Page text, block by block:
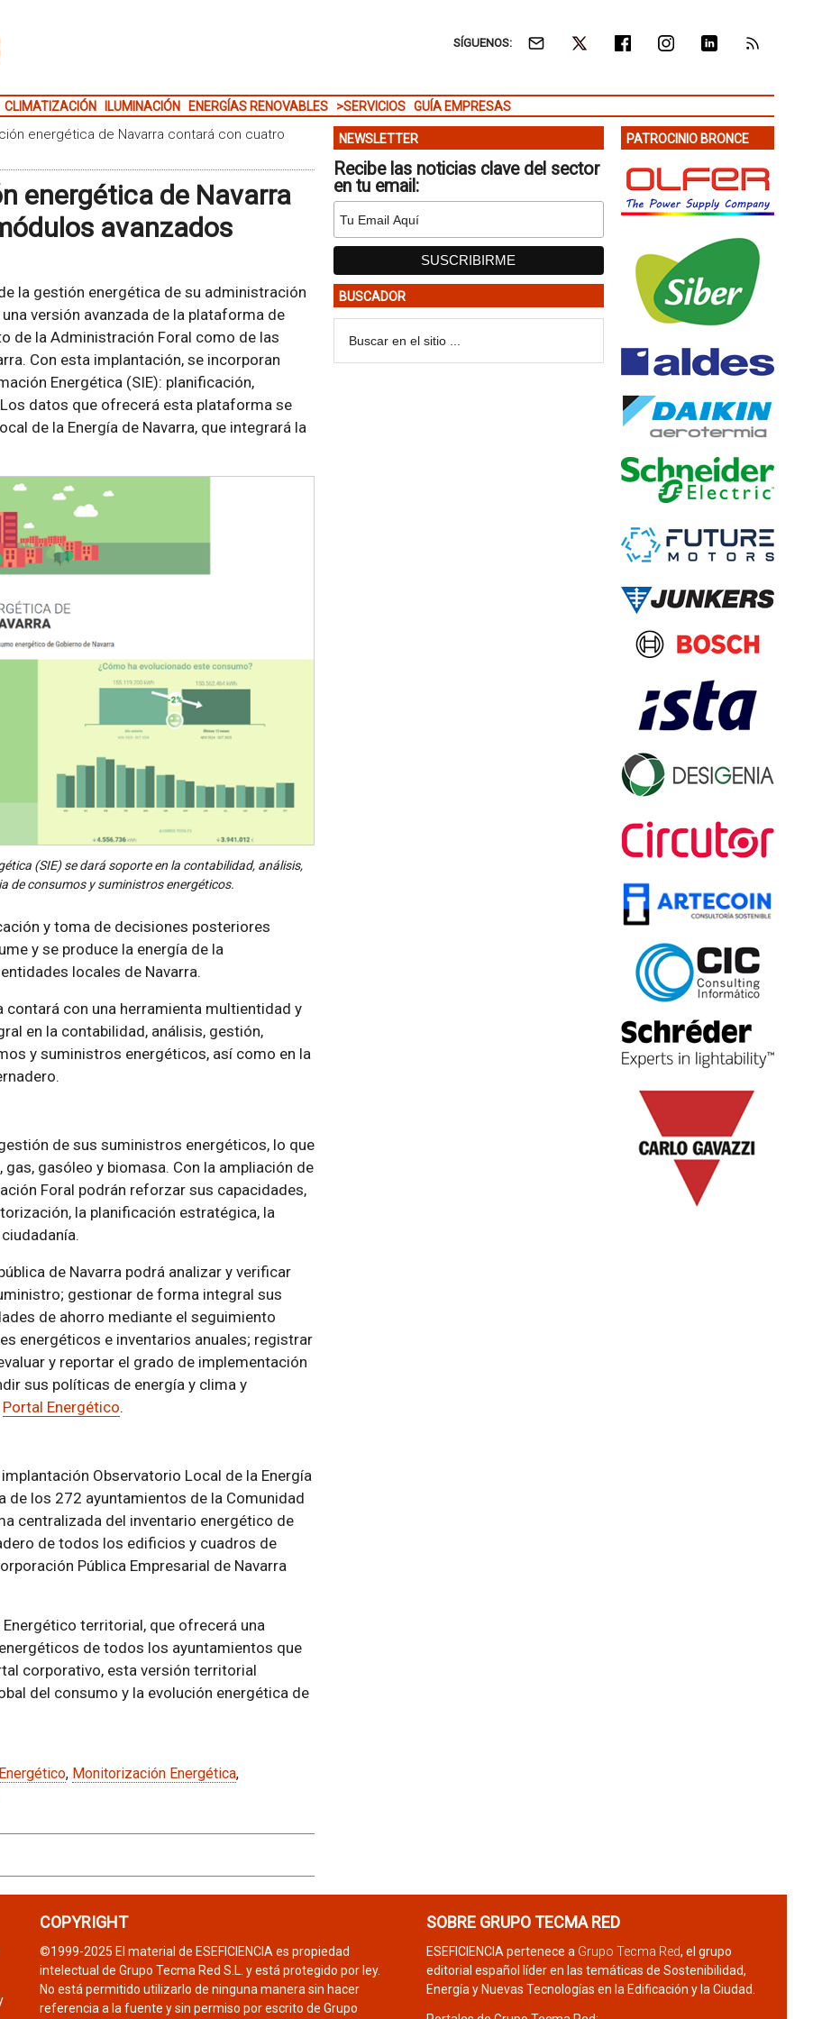
SÍGUENOS:
CLIMATIZACIÓN ILUMINACIÓN ENERGÍAS RENOVABLES >SERVICIOS GUÍA EMPRESAS
energética de Navarra contará con cuatro
energética de Navarra
avanzados
la gestión energética de su administración
versión avanzada de la plataforma de
de la Administración Foral como de las
Con esta implantación, se incorporan
Energética (SIE): planificación,
datos que ofrecerá esta plataforma se
de la Energía de Navarra, que integrará la
(SIE) se dará soporte en la contabilidad, análisis,
de consumos y suministros energéticos.
y toma de decisiones posteriores
y se produce la energía de la
locales de Navarra.
contará con una herramienta multientidad y
en la contabilidad, análisis, gestión,
y suministros energéticos, así como en la
de sus suministros energéticos, lo que
gasóleo y biomasa. Con la ampliación de
Foral podrán reforzar sus capacidades,
la planificación estratégica, la
de Navarra podrá analizar y verificar
gestionar de forma integral sus
de ahorro mediante el seguimiento
energéticos e inventarios anuales; registrar
y reportar el grado de implementación
sus políticas de energía y clima y
Portal Energético.
Observatorio Local de la Energía
de los 272 ayuntamientos de la Comunidad
centralizada del inventario energético de
de todos los edificios y cuadros de
Pública Empresarial de Navarra
territorial, que ofrecerá una
de todos los ayuntamientos que
corporativo, esta versión territorial
del consumo y la evolución energética de
, Monitorización Energética,
NEWSLETTER
Recibe las noticias clave del sector
en tu email:
BUSCADOR
PATROCINIO BRONCE
COPYRIGHT
©1999-2025 El material de ESEFICIENCIA es propiedad
intelectual de Grupo Tecma Red S.L. y está protegido por ley.
No está permitido utilizarlo de ninguna manera sin hacer
referencia a la fuente y sin permiso por escrito de Grupo
SOBRE GRUPO TECMA RED
ESEFICIENCIA pertenece a Grupo Tecma Red, el grupo
editorial español líder en las temáticas de Sostenibilidad,
Energía y Nuevas Tecnologías en la Edificación y la Ciudad.